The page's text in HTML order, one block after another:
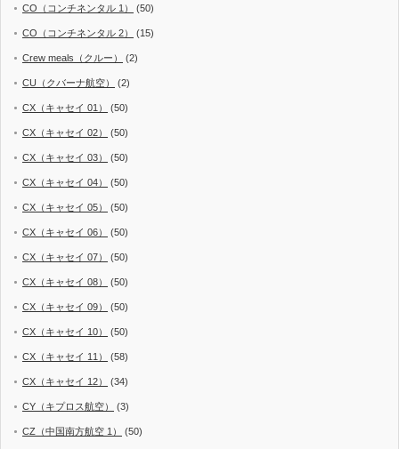
CO（コンチネンタル 1） (50)
CO（コンチネンタル 2） (15)
Crew meals（クルー） (2)
CU（クバーナ航空） (2)
CX（キャセイ 01） (50)
CX（キャセイ 02） (50)
CX（キャセイ 03） (50)
CX（キャセイ 04） (50)
CX（キャセイ 05） (50)
CX（キャセイ 06） (50)
CX（キャセイ 07） (50)
CX（キャセイ 08） (50)
CX（キャセイ 09） (50)
CX（キャセイ 10） (50)
CX（キャセイ 11） (58)
CX（キャセイ 12） (34)
CY（キプロス航空） (3)
CZ（中国南方航空 1） (50)